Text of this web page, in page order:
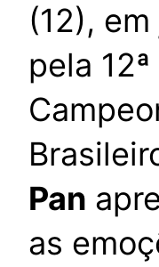
(12),
pela
Pan
as